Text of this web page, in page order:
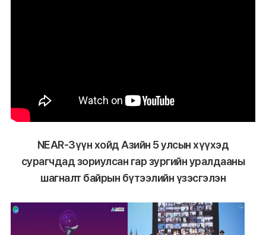
NEAR-Зүүн хойд Азийн 5 улсын хүүхэд
сурагчдад зориулсан гар зургийн уралдааны
шагналт байрын бүтээлийн үзэсгэлэн